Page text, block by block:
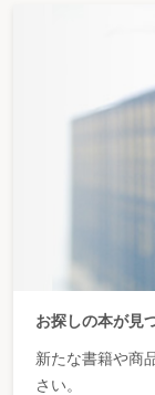
お探しの本が見
新たな書籍や商
さい。